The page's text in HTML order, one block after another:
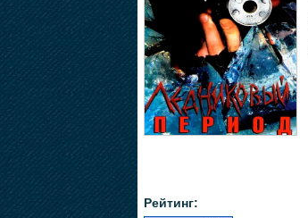
Рейтинг: